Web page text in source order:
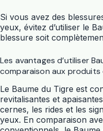
Si vous avez des
yeux, évitez d’utiliser le
blessure soit
Les avantages d’utiliser
comparaison aux
Le Baume du Tigre est
revitalisantes et
cernes, les rides et les
yeux. En comparaison